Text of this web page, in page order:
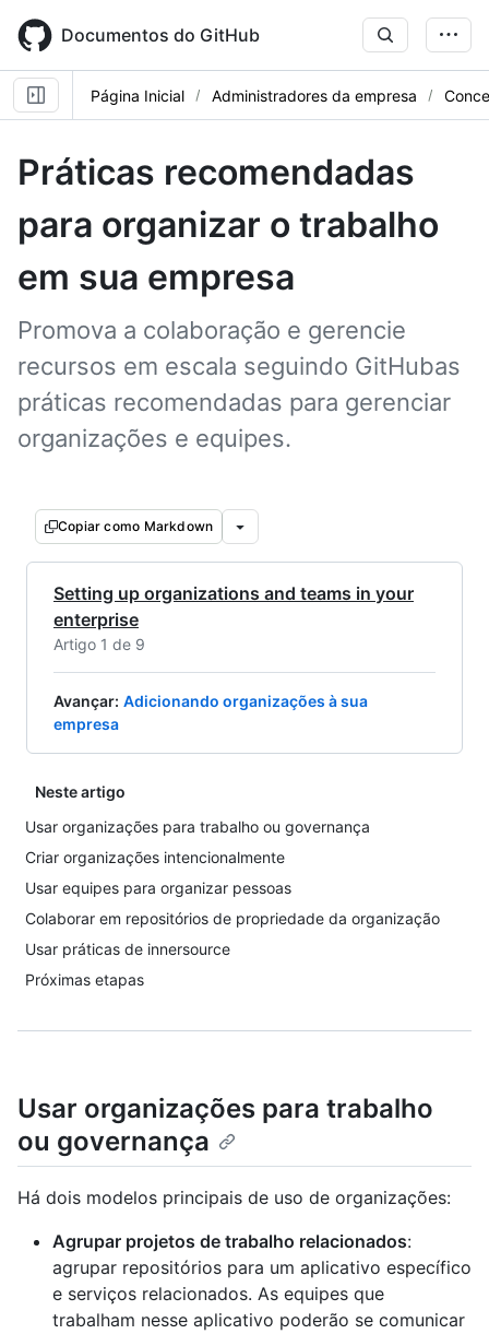
main
content
Documentos do GitHub
Página Inicial Administradores da empresa
Práticas recomendadas
para organizar o trabalho
em sua empresa
Promova a colaboração e gerencie
recursos em escala seguindo GitHubas
práticas recomendadas para gerenciar
organizações e equipes.
Copiar como Markdown
Setting up organizations and teams in your
enterprise
Artigo 1 de 9
Avançar: Adicionando organizações à sua
empresa
Neste artigo
Usar organizações para trabalho ou governança
Criar organizações intencionalmente
Usar equipes para organizar pessoas
Colaborar em repositórios de propriedade da organização
Usar práticas de innersource
Próximas etapas
Usar organizações para trabalho
ou governança
Há dois modelos principais de uso de organizações:
Agrupar projetos de trabalho relacionados:
agrupar repositórios para um aplicativo específico
e serviços relacionados. As equipes que
trabalham nesse aplicativo poderão se comunicar